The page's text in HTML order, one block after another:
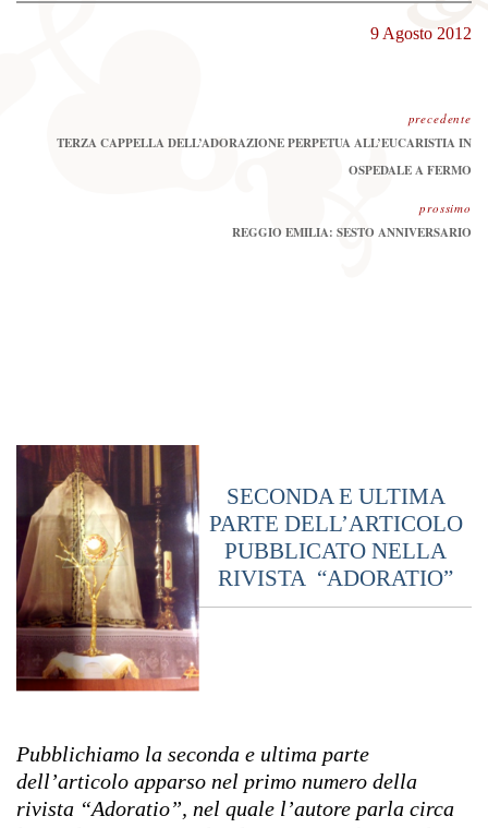
9 Agosto 2012
precedente
Precedente:
TERZA CAPPELLA DELL’ADORAZIONE PERPETUA ALL’EUCARISTIA IN
OSPEDALE A FERMO
prossimo
REGGIO EMILIA: SESTO ANNIVERSARIO
SECONDA E ULTIMA
PARTE DELL’ARTICOLO
PUBBLICATO NELLA
RIVISTA “ADORATIO”
Pubblichiamo la seconda e ultima parte
dell’articolo apparso nel primo numero della
rivista “Adoratio”, nel quale l’autore parla circa